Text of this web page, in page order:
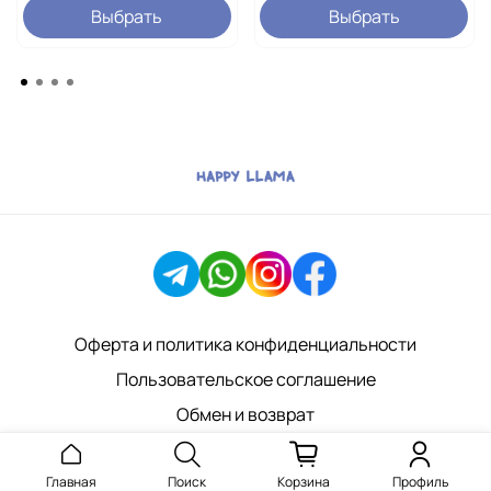
ситуация продолжается.
для щенков младше 16 недель, а также при
Применение под контролем ветеринарного
врача, для корректировк дозировку и возможность
Выбрать Выбрать
Оферта и политика конфиденциальности
Пользовательское соглашение
Обмен и возврат
Главная Поиск Корзина Профиль